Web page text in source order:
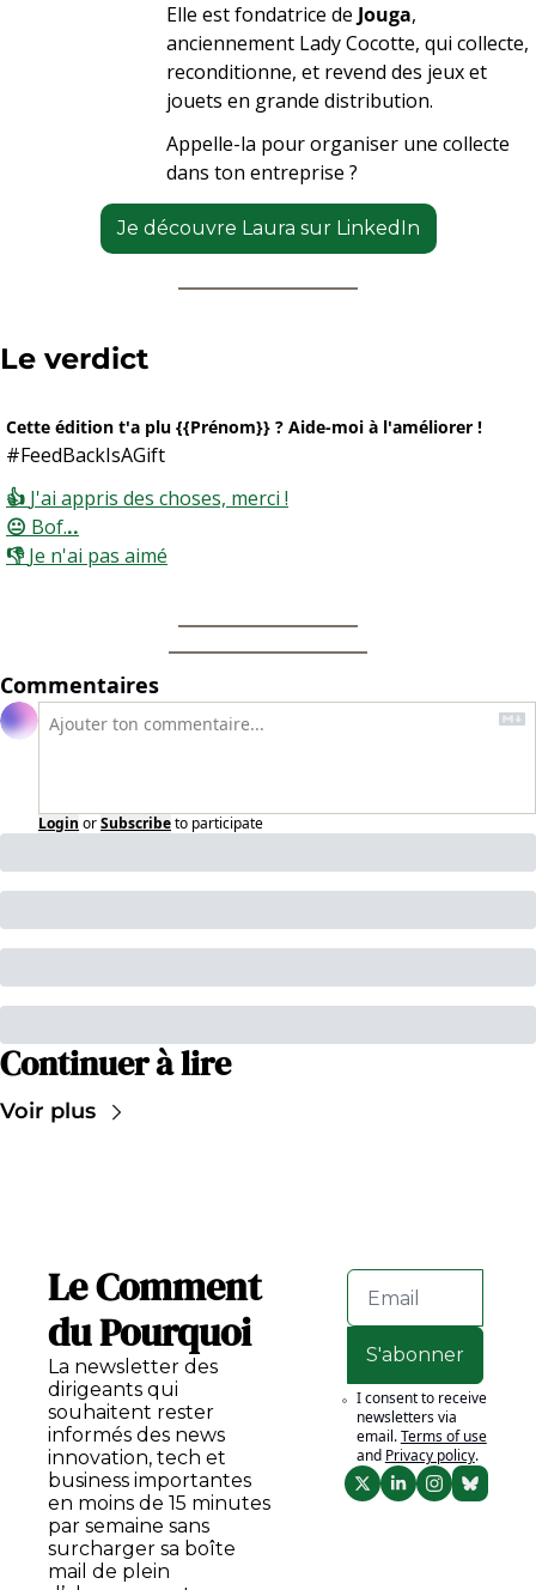
Elle est fondatrice de Jouga,
anciennement Lady Cocotte, qui collecte,
reconditionne, et revend des jeux et
jouets en grande distribution.
Appelle-la pour organiser une collecte
dans ton entreprise ?
Je découvre Laura sur LinkedIn
Le verdict
Cette édition t'a plu {{Prénom}} ? Aide-moi à l'améliorer !
#FeedBackIsAGift
👍 J'ai appris des choses, merci !
😐 Bof...
👎 Je n'ai pas aimé
Commentaires
Login orSubscribeto participate
Continuer à lire
Voir plus
Le Comment
du Pourquoi
La newsletter des
dirigeants qui
souhaitent rester
informés des news
innovation, tech et
business importantes
en moins de 15 minutes
par semaine sans
surcharger sa boîte
mail de plein
S'abonner
I consent to receive
newsletters via
email.Terms of use
and Privacy policy.